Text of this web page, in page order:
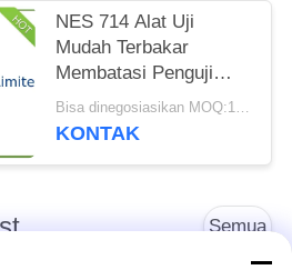
NES 714 Alat Uji
Mudah Terbakar
Membatasi Penguji
Indeks Oksigen
Bisa dinegosiasikan MOQ:1 SET Membatasi Alat Uji Indeks Oksigen
KONTAK
Semua